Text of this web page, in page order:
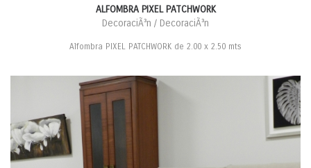
ALFOMBRA PIXEL PATCHWORK
DecoraciÃ³n / DecoraciÃ³n
Alfombra PIXEL PATCHWORK de 2.00 x 2.50 mts